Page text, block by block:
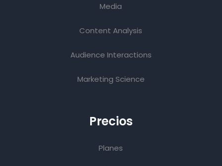
Media
Content Analysis
Audience Interactions
Marketing Science
Precios
Planes